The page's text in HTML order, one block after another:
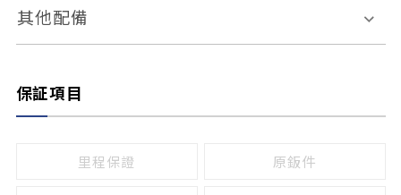
無
有
感應頭燈
頭燈光源
其他配備
保証項目
里程保證 原鈑件